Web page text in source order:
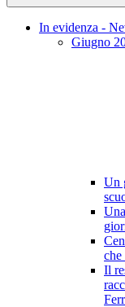
In evidenza -
Giugno
Un
che
Il